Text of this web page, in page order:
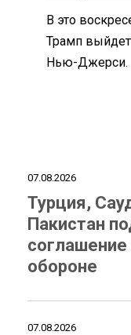
В это
Трамп
Нью-Джерси.
07.08.2026
Турция,
Пакистан
обороне
07.08.2026